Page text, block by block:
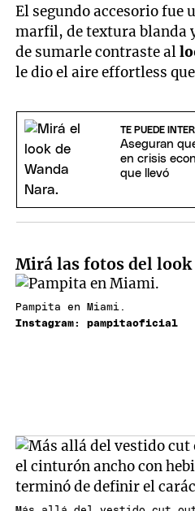
El segundo accesorio fue
marfil, de textura blanda
de sumarle contraste al
le dio el aire effortless
TE PUEDE
Aseguran
en crisis
que llevó
Mirá las fotos del look
Pampita en Miami.
Instagram: pampitaoficial